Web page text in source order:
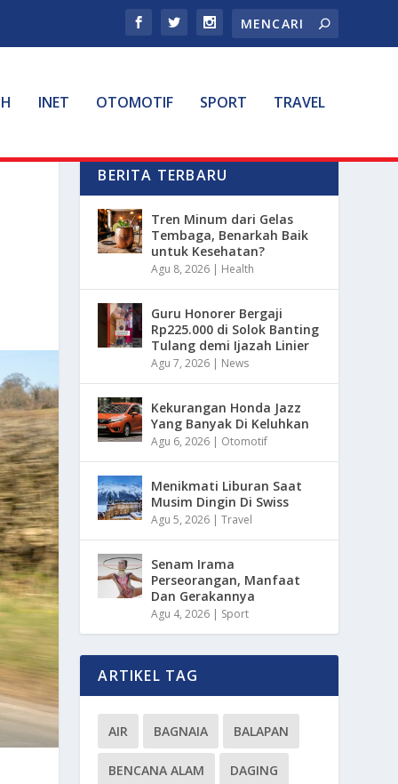
INET OTOMOTIF SPORT TRAVEL
BERITA TERBARU
Tren Minum dari Gelas
Tembaga, Benarkah Baik
untuk Kesehatan?
Agu 8, 2026 | Health
Guru Honorer Bergaji
Rp225.000 di Solok Banting
Tulang demi Ijazah Linier
Agu 7, 2026 | News
Kekurangan Honda Jazz
Yang Banyak Di Keluhkan
Agu 6, 2026 | Otomotif
Menikmati Liburan Saat
Musim Dingin Di Swiss
Agu 5, 2026 |Travel
Senam Irama
Perseorangan, Manfaat
Dan Gerakannya
Agu 4, 2026 | Sport
ARTIKEL TAG
AIR BAGNAIA BALAPAN
BENCANA ALAM DAGING